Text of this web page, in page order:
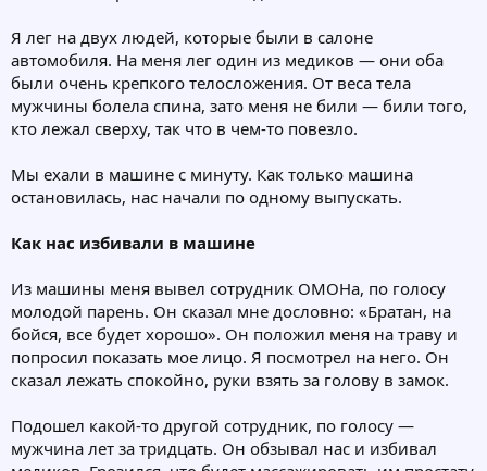
Я лег на двух людей, которые были в салоне
автомобиля. На меня лег один из медиков — они оба
были очень крепкого телосложения. От веса тела
мужчины болела спина, зато меня не били — били того,
кто лежал сверху, так что в чем-то повезло.
Мы ехали в машине с минуту. Как только машина
остановилась, нас начали по одному выпускать.
Как нас избивали в машине
Из машины меня вывел сотрудник ОМОНа, по голосу
молодой парень. Он сказал мне дословно: «Братан, на
бойся, все будет хорошо». Он положил меня на траву и
попросил показать мое лицо. Я посмотрел на него. Он
сказал лежать спокойно, руки взять за голову в замок.
Подошел какой-то другой сотрудник, по голосу —
мужчина лет за тридцать. Он обзывал нас и избивал